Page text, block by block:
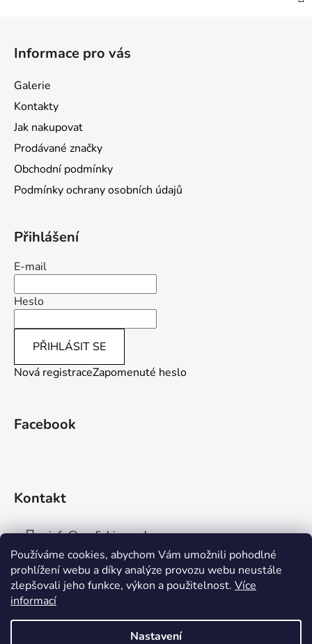
Používáme cookies, abychom Vám umožnili pohodlné
prohlížení webu a díky analýze provozu webu neustále
zlepšovali jeho funkce, výkon a použitelnost. Více
informací
Nastavení
Informace pro vás
Galerie
Kontakty
Jak nakupovat
Prodávané značky
Obchodní podmínky
Podmínky ochrany osobních údajů
Přihlášení
E-mail
Heslo
PŘIHLÁSIT SE
Nová registraceZapomenuté heslo
Facebook
Kontakt
info@aaafishingpraha.cz
778 011 878